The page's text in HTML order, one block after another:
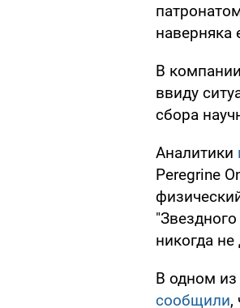
наверняка
В
ввиду
сбора
Аналитики
Peregrine
никогда
В одном из
сообщили,